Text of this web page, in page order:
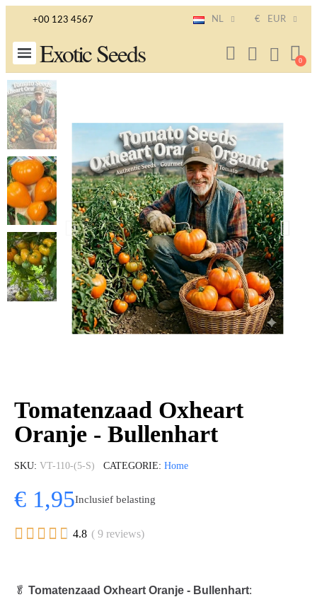
+00 123 4567 NL € EUR
Exotic Seeds
Tomatenzaad Oxheart
Oranje - Bullenhart
SKU VT-110-(5-S) CATEGORIE Home
€ 1,95Inclusief belasting
     4.8 ( 9 reviews)
🥬 Tomatenzaad Oxheart Oranje - Bullenhart: